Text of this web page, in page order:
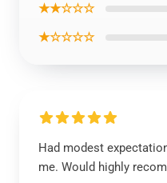
★★☆☆☆
★☆☆☆☆
Had modest
me. Would highly